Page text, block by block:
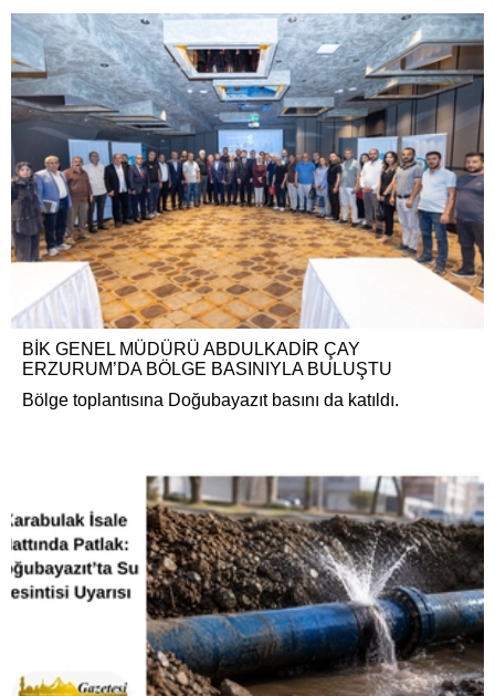
BİK GENEL MÜDÜRÜ ABDULKADİR ÇAY
ERZURUM’DA BÖLGE BASINIYLA BULUŞTU
Bölge toplantısına Doğubayazıt basını da katıldı.